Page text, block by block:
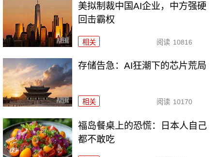
美拟制裁中国AI企业，中方强硬
回击霸权
相关 阅读 10816
存储告急：AI狂潮下的芯片荒局
相关 阅读 10170
福岛餐桌上的恐慌：日本人自己
都不敢吃